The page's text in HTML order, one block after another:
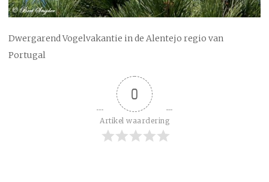
Dwergarend Vogelvakantie in de Alentejo regio van
Portugal
0
Artikel waardering